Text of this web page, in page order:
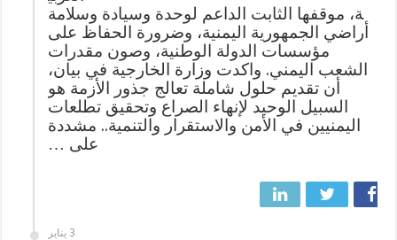
ة، موقفها الثابت الداعم لوحدة وسيادة وسلامة
أراضي الجمهورية اليمنية، وضرورة الحفاظ على
مؤسسات الدولة الوطنية، وصون مقدرات
الشعب اليمني. واكدت وزارة الخارجية في بيان،
أن تقديم حلول شاملة تعالج جذور الأزمة هو
السبيل الوحيد لإنهاء الصراع وتحقيق تطلعات
اليمنيين في الأمن والاستقرار والتنمية.. مشددة
على …
3 يناير